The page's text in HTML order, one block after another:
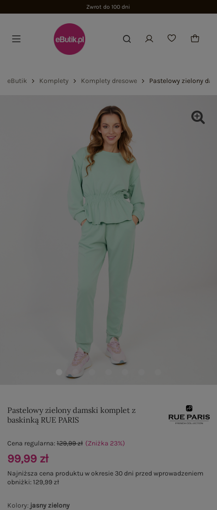
eButik Komplety Komplety dresowe Pastelowy zielony
Pastelowy zielony damski komplet z
baskinką RUE PARIS
Kolory: jasny zielony
Cena regularna:129,99 zł (Zniżka 23%)
99,99 zł
Najniższa cena produktu w okresie 30 dni przed wprowadzeniem
obniżki:129,99 zł